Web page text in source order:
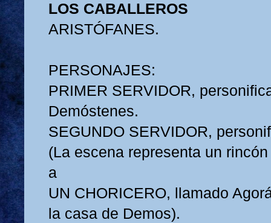
LOS CABALLEROS
ARISTÓFANES.
PERSONAJES:
PRIMER SERVIDOR,
Demóstenes.
SEGUNDO SERVIDOR,
(La escena representa un
a
UN CHORICERO, llamado
la casa de Demos).